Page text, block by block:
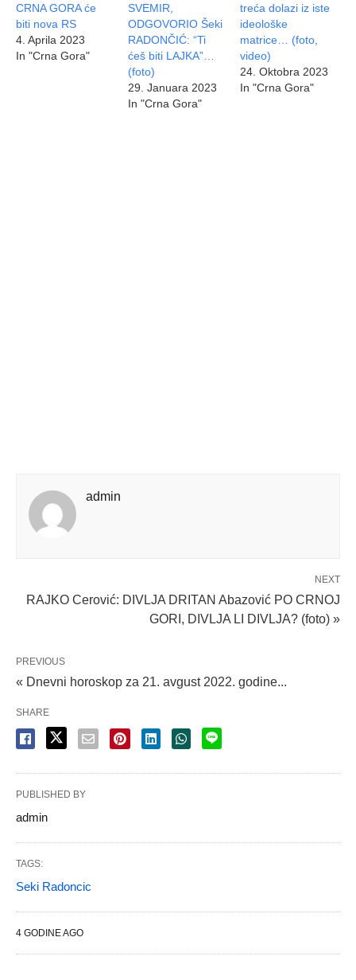
CRNA GORA će
biti nova RS
4. Aprila 2023
In "Crna Gora"
SVEMIR,
ODGOVORIO Šeki
RADONČIĆ: “Ti
ćeš biti LAJKA”…
(foto)
29. Januara 2023
In "Crna Gora"
treća dolazi iz iste
ideološke
matrice… (foto,
video)
24. Oktobra 2023
In "Crna Gora"
admin
NEXT
RAJKO Cerović: DIVLJA DRITAN Abazović PO CRNOJ
GORI, DIVLJA LI DIVLJA? (foto) »
PREVIOUS
« Dnevni horoskop za 21. avgust 2022. godine...
SHARE
PUBLISHED BY
admin
TAGS:
Seki Radoncic
4 GODINE AGO